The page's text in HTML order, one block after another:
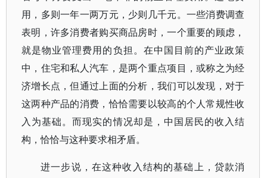
用，多则一年一两万元，少则几千元。一些消费调查
表明，许多消费者购买商品房时，一个重要的顾虑，
就是物业管理费用的负担。在中国目前的产业政策
中，住宅和私人汽车，是两个重点项目，或称之为经
济增长点，但通过上面的分析，我们可以发现，对于
这两种产品的消费，恰恰需要以较高的个人常规性收
入为基础。而现实的情况却是，中国居民的收入结
构，恰恰与这种要求相矛盾。
进一步说，在这种收入结构的基础上，贷款消